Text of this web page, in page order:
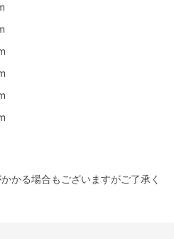
かる場合もございますがご了承く